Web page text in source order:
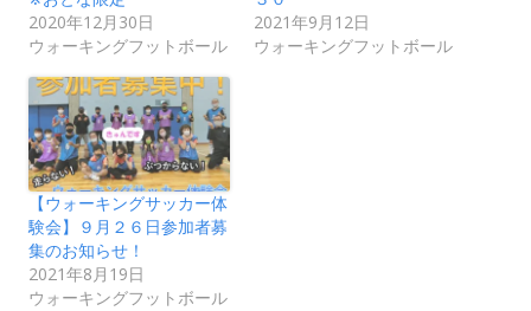
2020年12月30日
ウォーキングフットボール
2021年9月12日
ウォーキングフットボール
【ウォーキングサッカー体
験会】９月２６日参加者募
集のお知らせ！
2021年8月19日
ウォーキングフットボール